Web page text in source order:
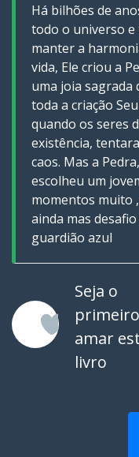
Há bilhões de
todo o universo e
manter a
vida, Ele criou a
uma joia sagrada
toda a criação
quando os seres
existência,
caos. Mas a
escolheu um
momentos muito
ainda mas
guardião azul
Seja o
amar
livro